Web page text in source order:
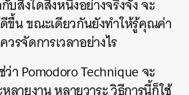
บสิ่งใดสิ่งหนึ่งอย่างจริงจัง จะ
ขึ้น ขณะเดียวกันยังทำให้รู้คุณค่า
วรจัดการเวลาอย่างไร
า Pomodoro Technique จะ